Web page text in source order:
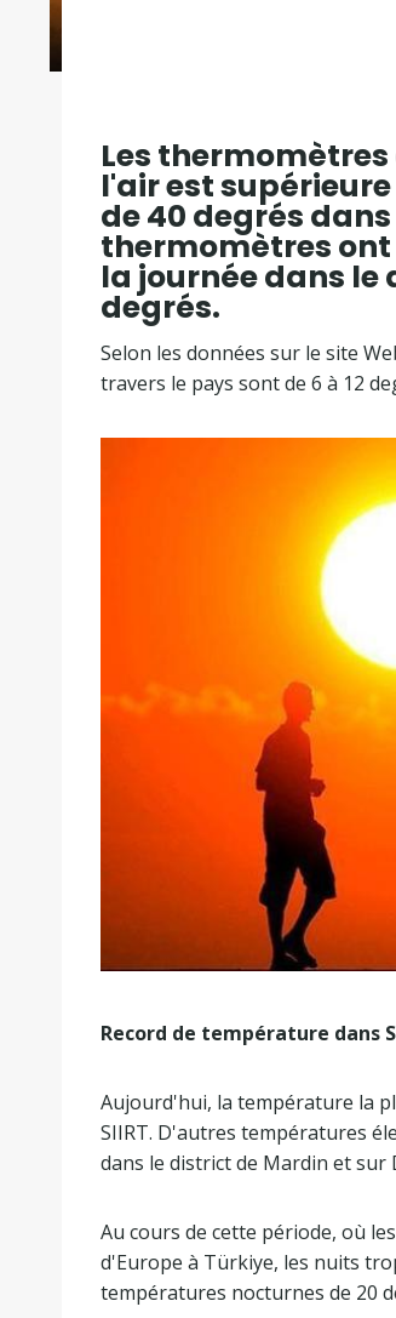
Les
l'air est
de 40 degrés
thermomètres
la journée dans le
degrés.
Selon les données sur le site
travers le pays sont de 6 à 12
Record de température dans
Aujourd'hui, la température la
SIIRT. D'autres températures
dans le district de Mardin et sur
Au cours de cette période, où
d'Europe à Türkiye, les nuits
températures nocturnes de 20